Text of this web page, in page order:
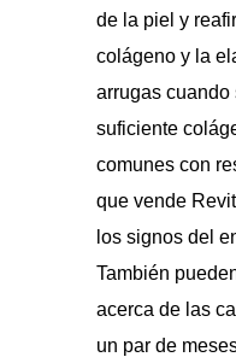
de la piel y
colágeno y la
arrugas cuando
suficiente
comunes con
que vende
los signos del
También
acerca de las
un par de